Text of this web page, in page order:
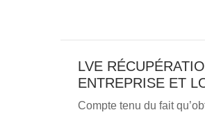
LVE
ENTREPRISE ET
Compte tenu du fait